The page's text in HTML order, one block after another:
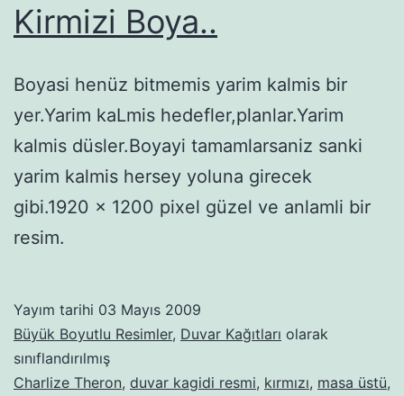
Kirmizi Boya..
Boyasi henüz bitmemis yarim kalmis bir
yer.Yarim kaLmis hedefler,planlar.Yarim
kalmis düsler.Boyayi tamamlarsaniz sanki
yarim kalmis hersey yoluna girecek
gibi.1920 x 1200 pixel güzel ve anlamli bir
resim.
Yayım tarihi 03 Mayıs 2009
Büyük Boyutlu Resimler, Duvar Kağıtları olarak
sınıflandırılmış
Charlize Theron, duvar kagidi resmi, kırmızı, masa üstü,